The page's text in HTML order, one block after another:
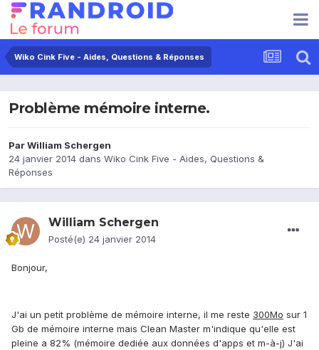
Wiko Cink Five - Aides, Questions & Réponses
Problème mémoire interne.
ParWilliam Schergen
24 janvier 2014 dans Wiko Cink Five - Aides, Questions &
Réponses
William Schergen
Posté(e) 24 janvier 2014
Bonjour,
J'ai un petit problème de mémoire interne, il me reste 300Mo sur 1
Gb de mémoire interne mais Clean Master m'indique qu'elle est
pleine a 82% (mémoire dediée aux données d'apps et m-à-j) J'ai